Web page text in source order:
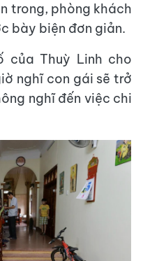
trong, phòng khách
bày biện đơn giản.
của Thuỳ Linh cho
nghĩ con gái sẽ trở
nghĩ đến việc chi